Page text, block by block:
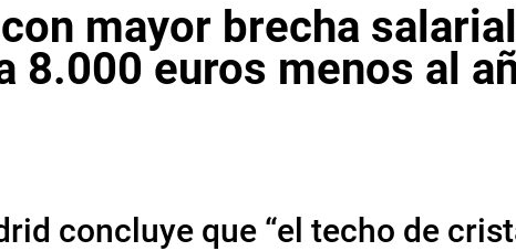
mayor brecha
8.000 euros menos al
concluye que “el techo de